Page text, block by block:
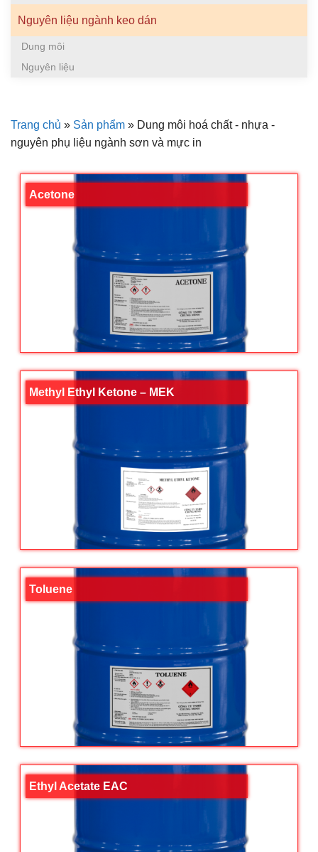
Trang chủ » Sản phẩm » Dung môi hoá chất - nhựa -
nguyên phụ liệu ngành sơn và mực in
Acetone
Methyl Ethyl Ketone – MEK
Toluene
Ethyl Acetate EAC
Nguyên liệu ngành keo dán
Dung môi
Nguyên liệu